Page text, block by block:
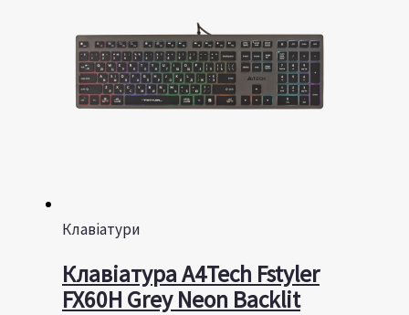
Клавіатури
Клавіатура A4Tech Fstyler
FX60H Grey Neon Backlit